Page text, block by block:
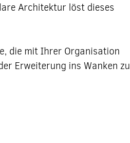
Architektur löst dieses
die mit Ihrer Organisation
Erweiterung ins Wanken zu